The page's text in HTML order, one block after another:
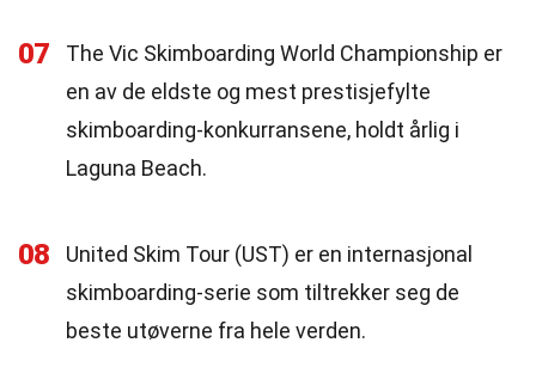
07
The Vic Skimboarding World Championship er
en av de eldste og mest prestisjefylte
skimboarding-konkurransene, holdt årlig i
Laguna Beach.
08
United Skim Tour (UST) er en internasjonal
skimboarding-serie som tiltrekker seg de
beste utøverne fra hele verden.